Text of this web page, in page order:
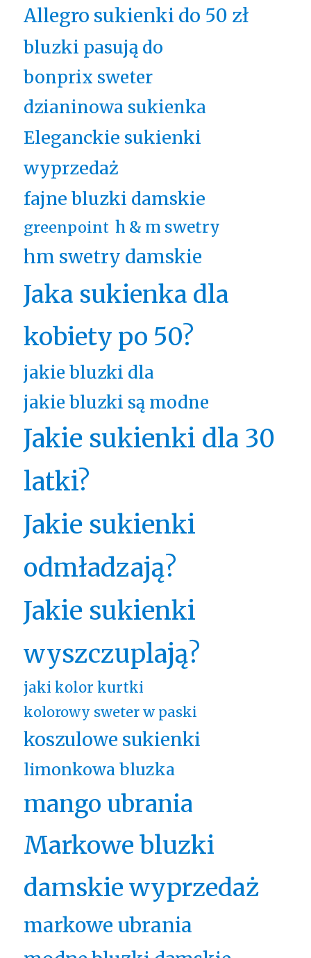
Allegro sukienki do 50 zł
bluzki pasują do
bonprix sweter
dzianinowa sukienka
Eleganckie sukienki
wyprzedaż
fajne bluzki damskie
greenpoint h & m swetry
hm swetry damskie
Jaka sukienka dla
kobiety po 50?
jakie bluzki dla
jakie bluzki są modne
Jakie sukienki dla 30
latki?
Jakie sukienki
odmładzają?
Jakie sukienki
wyszczuplają?
jaki kolor kurtki
kolorowy sweter w paski
koszulowe sukienki
limonkowa bluzka
mango ubrania
Markowe bluzki
damskie wyprzedaż
markowe ubrania